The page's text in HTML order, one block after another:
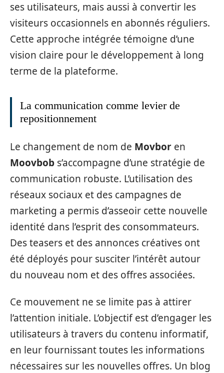
ses utilisateurs, mais aussi à convertir les
visiteurs occasionnels en abonnés réguliers.
Cette approche intégrée témoigne d’une
vision claire pour le développement à long
terme de la plateforme.
La communication comme levier de
repositionnement
Le changement de nom de Movbor en
Moovbob s’accompagne d’une stratégie de
communication robuste. L’utilisation des
réseaux sociaux et des campagnes de
marketing a permis d’asseoir cette nouvelle
identité dans l’esprit des consommateurs.
Des teasers et des annonces créatives ont
été déployés pour susciter l’intérêt autour
du nouveau nom et des offres associées.
Ce mouvement ne se limite pas à attirer
l’attention initiale. L’objectif est d’engager les
utilisateurs à travers du contenu informatif,
en leur fournissant toutes les informations
nécessaires sur les nouvelles offres. Un blog